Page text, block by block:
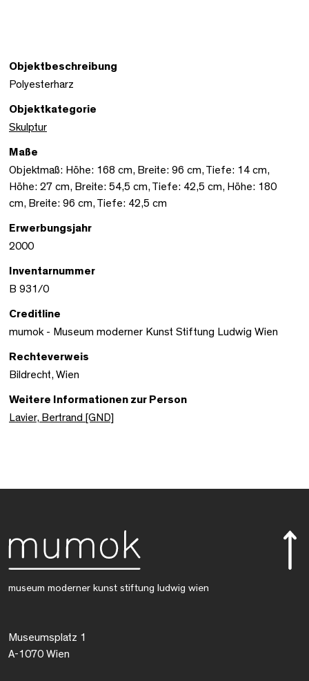
Objektbeschreibung
Polyesterharz
Objektkategorie
Skulptur
Maße
Objektmaß: Höhe: 168 cm, Breite: 96 cm, Tiefe: 14 cm,
Höhe: 27 cm, Breite: 54,5 cm, Tiefe: 42,5 cm, Höhe: 180
cm, Breite: 96 cm, Tiefe: 42,5 cm
Erwerbungsjahr
2000
Inventarnummer
B 931/0
Creditline
mumok - Museum moderner Kunst Stiftung Ludwig Wien
Rechteverweis
Bildrecht, Wien
Weitere Informationen zur Person
Lavier, Bertrand [GND]
museum moderner kunst stiftung ludwig wien
Museumsplatz 1
A-1070 Wien